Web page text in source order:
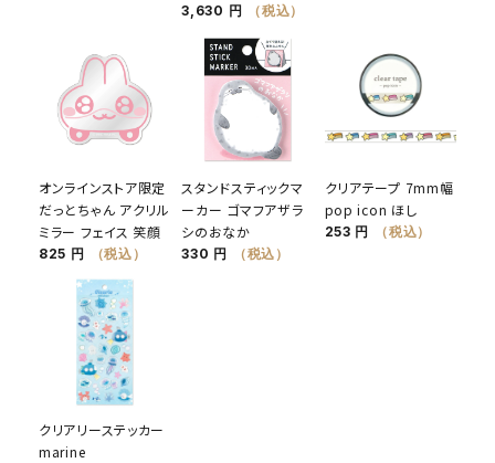
3,630 円 （税込）
オンラインストア限定
だっとちゃん アクリル
ミラー フェイス 笑顔
825 円 （税込）
スタンドスティックマ
ーカー ゴマフアザラ
シのおなか
330 円 （税込）
クリアテープ 7mm幅
pop icon ほし
253 円 （税込）
クリアリーステッカー
marine